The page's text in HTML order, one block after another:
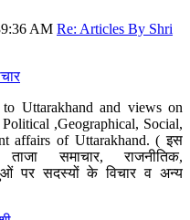
AM Re: Articles By Shri
Uttarakhand and views on
,Geographical, Social,
affairs of Uttarakhand. ( इस
समाचार, राजनीतिक,
पर सदस्यों के विचार व अन्य